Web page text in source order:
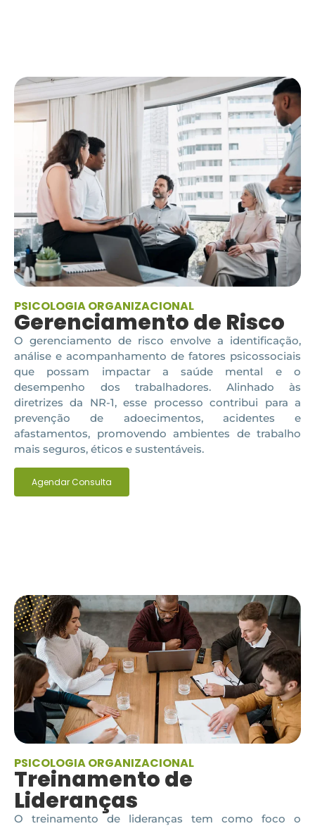
PSICOLOGIA ORGANIZACIONAL
Gerenciamento de Risco
O gerenciamento de risco envolve a identificação,
análise e acompanhamento de fatores psicossociais
que possam impactar a saúde mental e o
desempenho dos trabalhadores. Alinhado às
diretrizes da NR-1, esse processo contribui para a
prevenção de adoecimentos, acidentes e
afastamentos, promovendo ambientes de trabalho
mais seguros, éticos e sustentáveis.
Agendar Consulta
PSICOLOGIA ORGANIZACIONAL
Treinamento de
Lideranças
O treinamento de lideranças tem como foco o